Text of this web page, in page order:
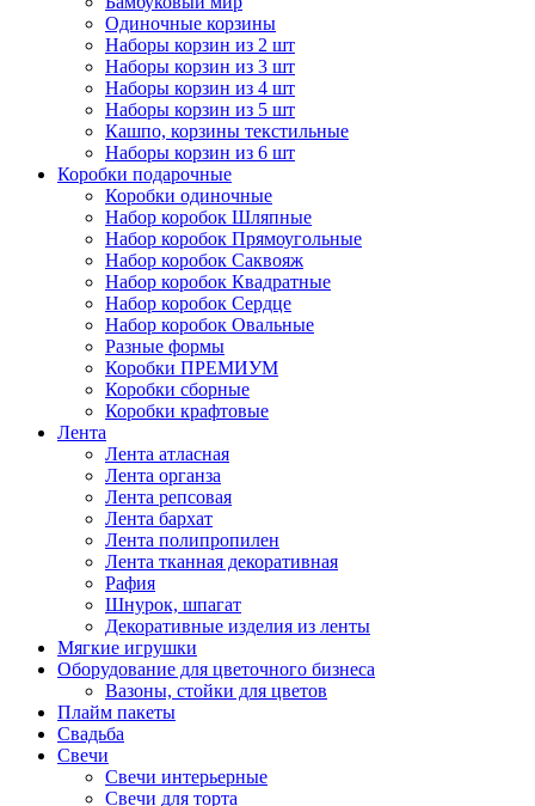
Одиночные корзины
Наборы корзин из 2 шт
Наборы корзин из 3 шт
Наборы корзин из 4 шт
Наборы корзин из 5 шт
Кашпо, корзины текстильные
Наборы корзин из 6 шт
Коробки подарочные
Коробки одиночные
Набор коробок Шляпные
Набор коробок Прямоугольные
Набор коробок Саквояж
Набор коробок Квадратные
Набор коробок Сердце
Набор коробок Овальные
Разные формы
Коробки ПРЕМИУМ
Коробки сборные
Коробки крафтовые
Лента
Лента атласная
Лента органза
Лента репсовая
Лента бархат
Лента полипропилен
Лента тканная декоративная
Рафия
Шнурок, шпагат
Декоративные изделия из ленты
Мягкие игрушки
Оборудование для цветочного бизнеса
Вазоны, стойки для цветов
Плайм пакеты
Свадьба
Свечи
Свечи интерьерные
Свечи для торта